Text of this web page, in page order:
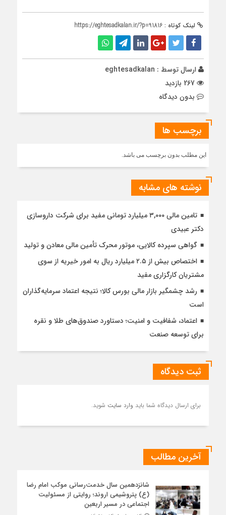
لینک کوتاه : https://eghtesadkalan.ir/?p=91816
ارسال توسط : eghtesadkalan
بدون دیدگاه
برچسب ها
این مطلب بدون برچسب می باشد.
نوشته های مشابه
تامین مالی ۳,۰۰۰ میلیارد تومانی مفید برای شرکت داروسازی
دکتر عبیدی
گواهی سپرده کالایی، موتور محرک تأمین مالی معادن و تولید
اختصاص بیش از ۲.۵ میلیارد ریال به امور خیریه از سوی
مشتریان کارگزاری مفید
رشد چشمگیر بازار مالی بورس کالا؛ نتیجه اعتماد سرمایه‌گذاران
است
اعتماد، شفافیت و امنیت؛ دستاورد صندوق‌های طلا و نقره
برای توسعه صنعت
ثبت دیدگاه
برای ارسال دیدگاه شما باید وارد سایت شوید.
آخرین مطالب
شانزدهمین سال خدمت‌رسانی موکب امام رضا
(ع) پتروشیمی اروند؛ روایتی از مسئولیت
اجتماعی در مسیر اربعین